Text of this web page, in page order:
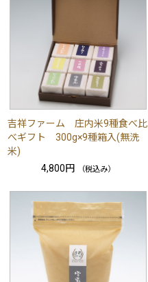
吉祥ファーム 庄内米9種食べ比
べギフト 300g×9種箱入(無洗
米)
4,800円
（税込み）